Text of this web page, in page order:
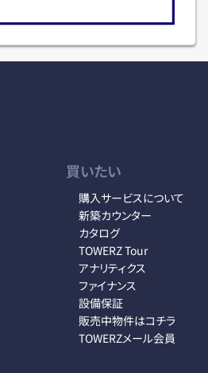
買いたい
購入サービスについて
新築カウンター
カタログ
TOWERZ Tour
アナリティクス
ファイナンス
設備保証
販売中物件はコチラ
TOWERZメール会員